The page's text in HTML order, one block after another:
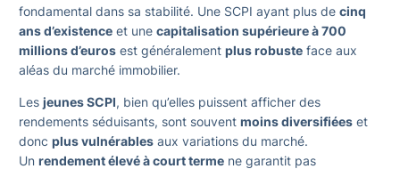
fondamental dans sa stabilité. Une SCPI ayant plus de cinq
ans d’existence et une capitalisation supérieure à 700
millions d’euros est généralement plus robuste face aux
aléas du marché immobilier.
Les jeunes SCPI, bien qu’elles puissent afficher des
rendements séduisants, sont souvent moins diversifiées et
donc plus vulnérables aux variations du marché.
Un rendement élevé à court terme ne garantit pas